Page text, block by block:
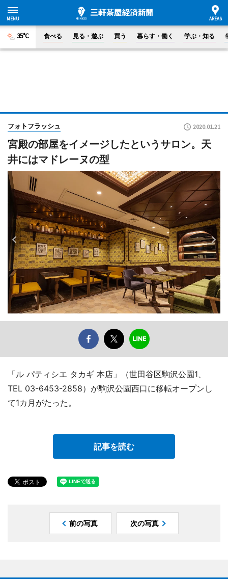
35°C 食べる 見る・遊ぶ 買う 暮らす・働く 学ぶ・知る
フォトフラッシュ 2020.01.21
宮殿の部屋をイメージしたというサロン。天
井にはマドレーヌの型
「ル パティシエ タカギ 本店」（世田谷区駒沢公園1、
TEL 03-6453-2858）が駒沢公園西口に移転オープンし
て1カ月がたった。
記事を読む
前の写真 次の写真